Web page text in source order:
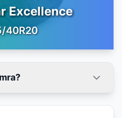
Excellence
40R20